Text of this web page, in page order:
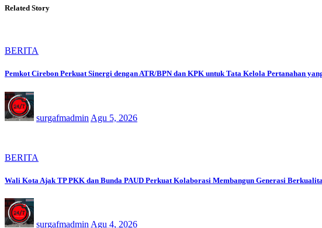
Related Story
BERITA
Pemkot Cirebon Perkuat Sinergi dengan ATR/BPN dan KPK untuk Tata Kelola Pertanahan
surgafmadmin Agu 5, 2026
BERITA
Wali Kota Ajak TP PKK dan Bunda PAUD Perkuat Kolaborasi Membangun Generasi
surgafmadmin Agu 4, 2026